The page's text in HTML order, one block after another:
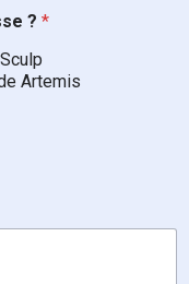
? *
Artemis